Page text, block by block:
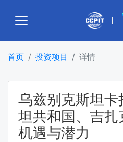
首页 投资项目 详情
乌兹别克斯坦
坦共和国、吉
机遇与潜力